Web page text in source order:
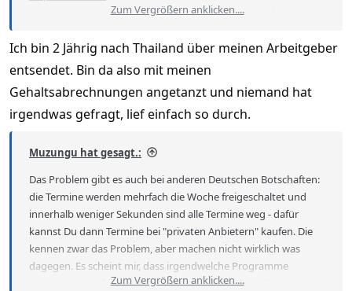
asienforum.com/threads/verpflichtungserklaerung-bei-der-
Wie hast Du das gemacht?
Zum Vergrößern anklicken....
Ich bin 2 Jährig nach Thailand über meinen Arbeitgeber
entsendet. Bin da also mit meinen
Gehaltsabrechnungen angetanzt und niemand hat
irgendwas gefragt, lief einfach so durch.
Muzungu hat gesagt.:
Das Problem gibt es auch bei anderen Deutschen Botschaften:
die Termine werden mehrfach die Woche freigeschaltet und
innerhalb weniger Sekunden sind alle Termine weg - dafür
kannst Du dann Termine bei "privaten Anbietern" kaufen. Die
kennen zwar das Problem, aber machen nicht wirklich was
dagegen. Es scheint mir, dass irgendwelche Programme
automatisch sofort alle Termine abgreifen, sobald die
Zum Vergrößern anklicken....